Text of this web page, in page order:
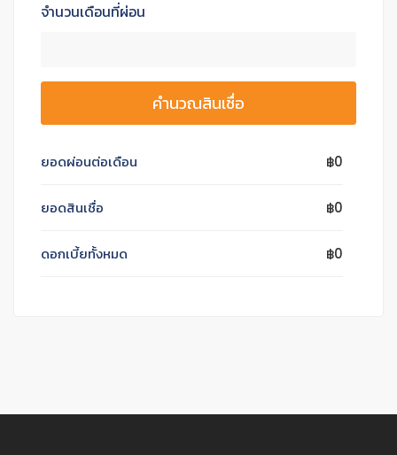
จำนวนเดือนที่ผ่อน
คำนวณสินเชื่อ
ยอดผ่อนต่อเดือน ฿0
ยอดสินเชื่อ ฿0
ดอกเบี้ยทั้งหมด ฿0